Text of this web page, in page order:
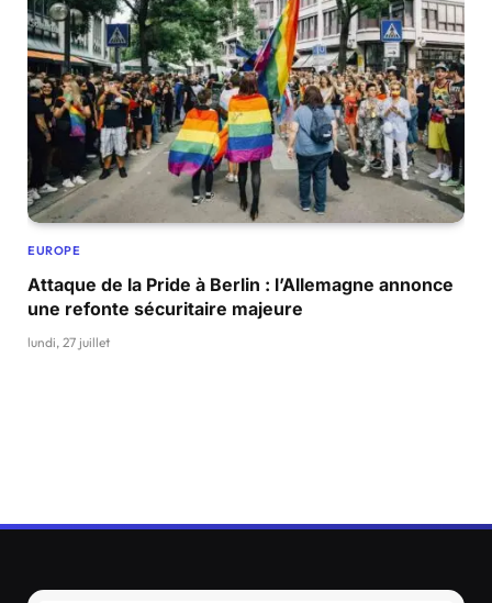
EUROPE
Attaque de la Pride à Berlin : l’Allemagne annonce
une refonte sécuritaire majeure
lundi, 27 juillet